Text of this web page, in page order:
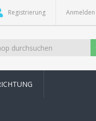
Registrierung Anmelden